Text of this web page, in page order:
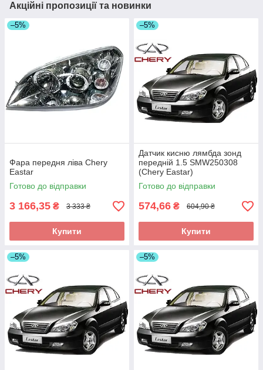
Акційні пропозиції та новинки
–5%
Фара передня ліва Chery
Eastar
Готово до відправки
3 166,35 ₴ 3 333 ₴
Купити
–5%
Датчик кисню лямбда зонд
передній 1.5 SMW250308
(Chery Eastar)
Готово до відправки
574,66 ₴ 604,90 ₴
Купити
–5% –5%